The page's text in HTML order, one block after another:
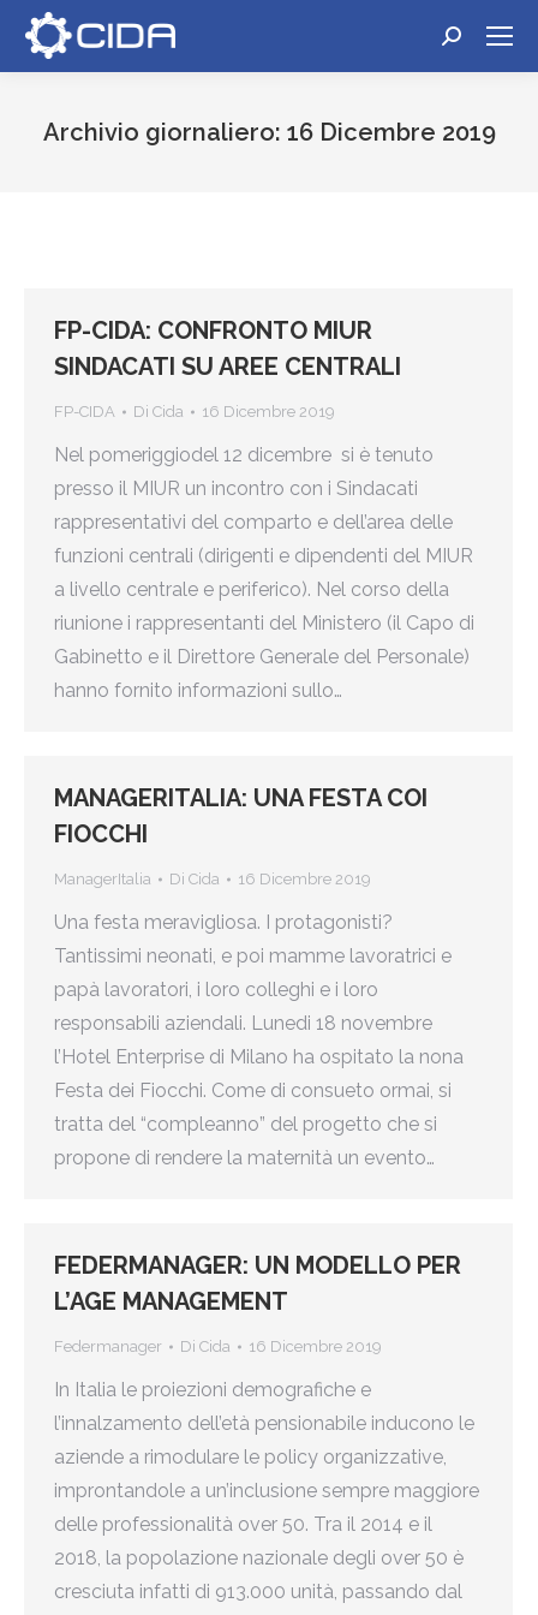
Cerca:
Archivio giornaliero: 16 Dicembre 2019
FP-CIDA: CONFRONTO MIUR
SINDACATI SU AREE CENTRALI
FP-CIDA Di Cida 16 Dicembre 2019
Nel pomeriggiodel 12 dicembre si è tenuto
presso il MIUR un incontro con i Sindacati
rappresentativi del comparto e dell’area delle
funzioni centrali (dirigenti e dipendenti del MIUR
a livello centrale e periferico). Nel corso della
riunione i rappresentanti del Ministero (il Capo di
Gabinetto e il Direttore Generale del Personale)
hanno fornito informazioni sullo…
MANAGERITALIA: UNA FESTA COI
FIOCCHI
ManagerItalia Di Cida 16 Dicembre 2019
Una festa meravigliosa. I protagonisti?
Tantissimi neonati, e poi mamme lavoratrici e
papà lavoratori, i loro colleghi e i loro
responsabili aziendali. Lunedi 18 novembre
l’Hotel Enterprise di Milano ha ospitato la nona
Festa dei Fiocchi. Come di consueto ormai, si
tratta del “compleanno” del progetto che si
propone di rendere la maternità un evento…
FEDERMANAGER: UN MODELLO PER
L’AGE MANAGEMENT
Federmanager Di Cida 16 Dicembre 2019
In Italia le proiezioni demografiche e
l’innalzamento dell’età pensionabile inducono le
aziende a rimodulare le policy organizzative,
improntandole a un’inclusione sempre maggiore
delle professionalità over 50. Tra il 2014 e il
2018, la popolazione nazionale degli over 50 è
cresciuta infatti di 913.000 unità, passando dal